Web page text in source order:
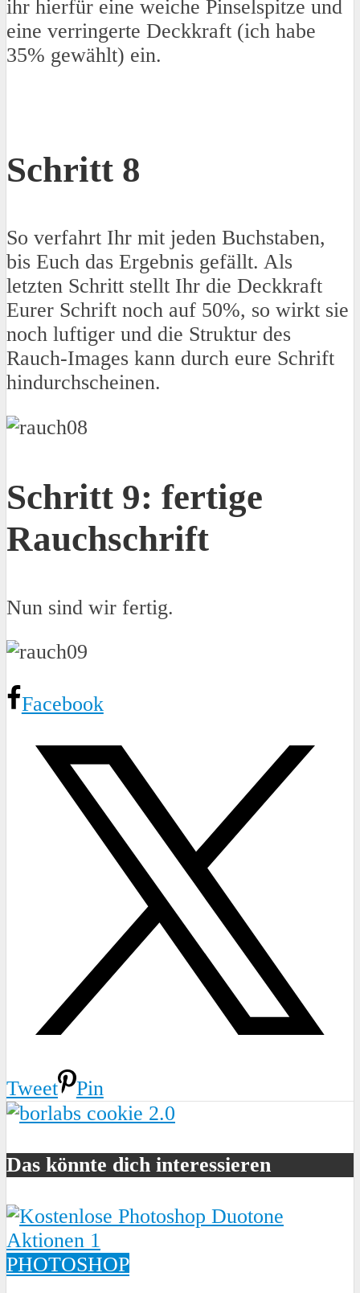
ihr hierfür eine weiche Pinselspitze und
eine verringerte Deckkraft (ich habe
35% gewählt) ein.
Schritt 8
So verfahrt Ihr mit jeden Buchstaben,
bis Euch das Ergebnis gefällt. Als
letzten Schritt stellt Ihr die Deckkraft
Eurer Schrift noch auf 50%, so wirkt sie
noch luftiger und die Struktur des
Rauch-Images kann durch eure Schrift
hindurchscheinen.
Schritt 9: fertige
Rauchschrift
Nun sind wir fertig.
Facebook
Tweet Pin
Das könnte dich interessieren
PHOTOSHOP